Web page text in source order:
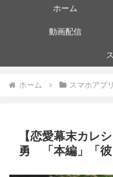
ホーム
動画配信
ホーム スマホアプリ
【恋愛幕末カ
勇 「本編」「